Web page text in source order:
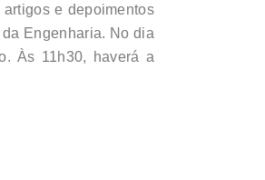
e depoimentos
Engenharia. No dia
Às 11h30, haverá a